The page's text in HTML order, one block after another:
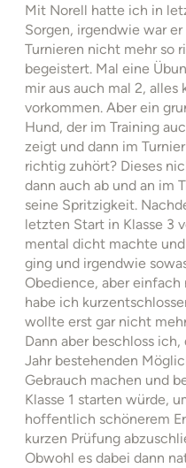
Mit Norell hatte ich in
Sorgen, irgendwie war
Turnieren nicht mehr so
begeistert. Mal eine
mir aus auch mal 2, alles
vorkommen. Aber ein
Hund, der im Training
zeigt und dann im
richtig zuhört? Dieses
dann auch ab und an im
seine Spritzigkeit.
letzten Start in Klasse 3
mental dicht machte
ging und irgendwie
Obedience, aber
habe ich
wollte erst gar nicht
Dann aber beschloss
Jahr bestehenden
Gebrauch machen und
Klasse 1 starten würde,
hoffentlich schönerem
kurzen Prüfung
Obwohl es dabei dann